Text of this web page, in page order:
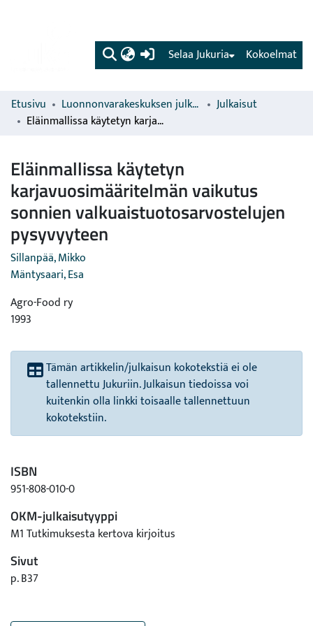
(current) Kokoelmat
Selaa Jukuria
Etusivu Luonnonvarakeskuksen julkaisut
Julkaisut
Eläinmallissa käytetyn karjavuosimääritelmän vaikutus sonnien valkuaistuotosarvostelujen pysyvyyteen
Eläinmallissa käytetyn
karjavuosimääritelmän vaikutus
sonnien valkuaistuotosarvostelujen
pysyvyyteen
Sillanpää, Mikko
Mäntysaari, Esa
Agro-Food ry
1993
Tämän artikkelin/julkaisun kokotekstiä ei ole
tallennettu Jukuriin. Julkaisun tiedoissa voi
kuitenkin olla linkki toisaalle tallennettuun
kokotekstiin.
ISBN
951-808-010-0
OKM-julkaisutyyppi
M1 Tutkimuksesta kertova kirjoitus
Sivut
p. B37